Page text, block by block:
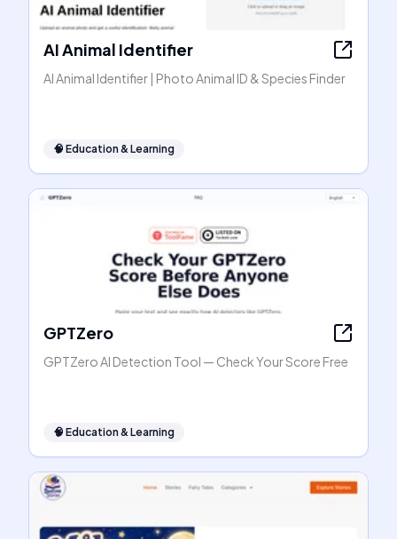
AI Animal Identifier
AI Animal Identifier | Photo Animal ID & Species Finder
🧠 Education & Learning
GPTZero
GPTZero AI Detection Tool — Check Your Score Free
🧠 Education & Learning